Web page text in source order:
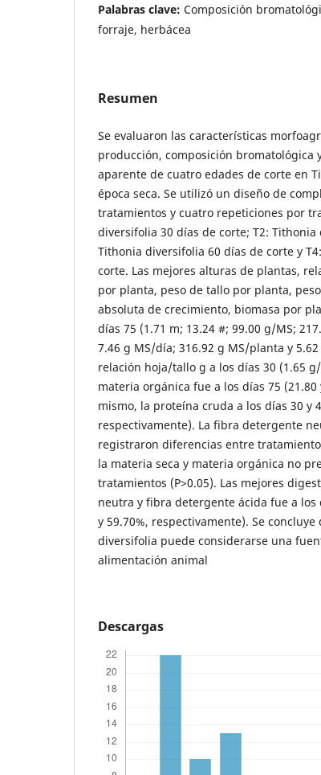
Palabras clave: Composición
forraje, herbácea
Resumen
Se evaluaron las características
producción, composición
aparente de cuatro edades de corte en
época seca. Se utilizó un diseño de
tratamientos y cuatro repeticiones por
diversifolia 30 días de corte; T2:
Tithonia diversifolia 60 días de corte y
corte. Las mejores alturas de plantas,
por planta, peso de tallo por planta,
absoluta de crecimiento, biomasa por
días 75 (1.71 m; 13.24 #; 99.00 g/MS;
7.46 g MS/día; 316.92 g MS/planta y
relación hoja/tallo g a los días 30 (1.65
materia orgánica fue a los días 75
mismo, la proteína cruda a los días 30 y
respectivamente). La fibra detergente
registraron diferencias entre
la materia seca y materia orgánica no
tratamientos (P>0.05). Las mejores
neutra y fibra detergente ácida fue a los
y 59.70%, respectivamente). Se
diversifolia puede considerarse una
alimentación animal
Descargas